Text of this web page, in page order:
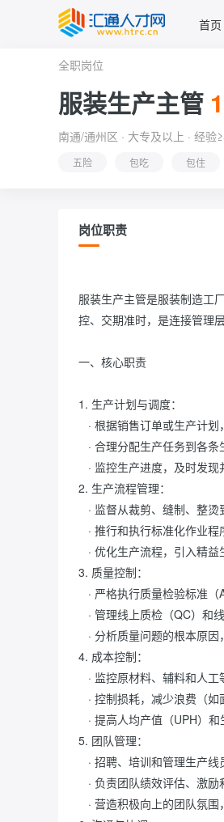
首页
全职岗位
服装生产主管
南通/通州区 · 大专及以上 · 经验
五险 包吃 包住
岗位职责
服装生产主管是服装制造工
控、交期准时，是连接管理
一、核心职责
1. 生产计划与调度：
2. 生产流程管理：
3. 质量控制：
4. 成本控制：
5. 团队管理：